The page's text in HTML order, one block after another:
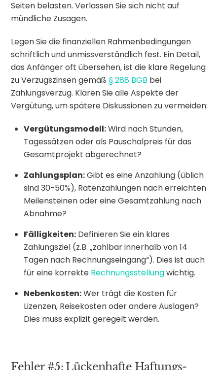
Seiten belasten. Verlassen Sie sich nicht auf
mündliche Zusagen.
Legen Sie die finanziellen Rahmenbedingungen
schriftlich und unmissverständlich fest. Ein Detail,
das Anfänger oft übersehen, ist die klare Regelung
zu Verzugszinsen gemäß§ 288 BGB bei
Zahlungsverzug. Klären Sie alle Aspekte der
Vergütung, um spätere Diskussionen zu vermeiden:
Vergütungsmodell:Wird nach Stunden,
Tagessätzen oder als Pauschalpreis für das
Gesamtprojekt abgerechnet?
Zahlungsplan:Gibt es eine Anzahlung (üblich
sind 30-50%), Ratenzahlungen nach erreichten
Meilensteinen oder eine Gesamtzahlung nach
Abnahme?
Fälligkeiten: Definieren Sie ein klares
Zahlungsziel (z.B. „zahlbar innerhalb von 14
Tagen nach Rechnungseingang“). Dies ist auch
für eine korrekte Rechnungsstellungwichtig.
Nebenkosten:Wer trägt die Kosten für
Lizenzen, Reisekosten oder andere Auslagen?
Dies muss explizit geregelt werden.
Fehler #5: Lückenhafte Haftungs-